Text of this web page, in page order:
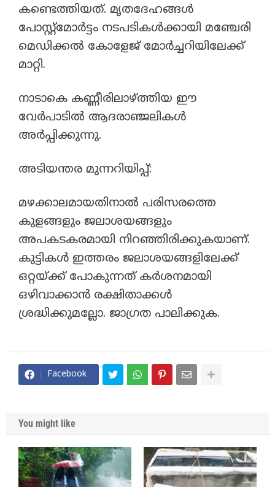
കണ്ടെത്തിയത്. മൃതദേഹങ്ങൾ
പോസ്റ്റ്‌മോർട്ടം നടപടികൾക്കായി മഞ്ചേരി
മെഡിക്കൽ കോളേജ് മോർച്ചറിയിലേക്ക്
മാറ്റി.
​നാടാകെ കണ്ണീരിലാഴ്ത്തിയ ഈ
വേർപാടിൽ ആദരാഞ്ജലികൾ
അർപ്പിക്കുന്നു.
​അടിയന്തര മുന്നറിയിപ്പ്:
മഴക്കാലമായതിനാൽ പരിസരത്തെ
കുളങ്ങളും ജലാശയങ്ങളും
അപകടകരമായി നിറഞ്ഞിരിക്കുകയാണ്.
കുട്ടികൾ ഇത്തരം ജലാശയങ്ങളിലേക്ക്
ഒറ്റയ്ക്ക് പോകുന്നത് കർശനമായി
ഒഴിവാക്കാൻ രക്ഷിതാക്കൾ
ശ്രദ്ധിക്കുമല്ലോ. ജാഗ്രത പാലിക്കുക.
Facebook
You might like